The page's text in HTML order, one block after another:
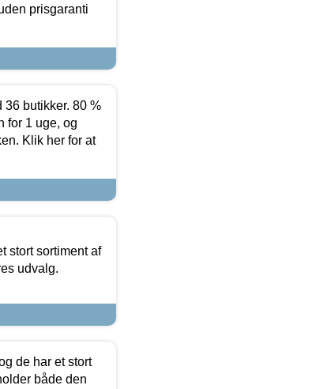
prisgaranti
butikker. 80 %
for 1 uge, og
Klik her for at
stort sortiment af
udvalg.
de har et stort
både den